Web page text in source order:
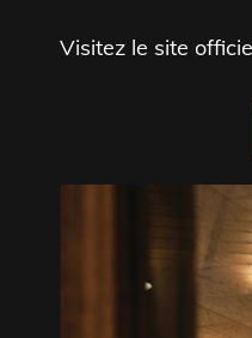
Visitez le site